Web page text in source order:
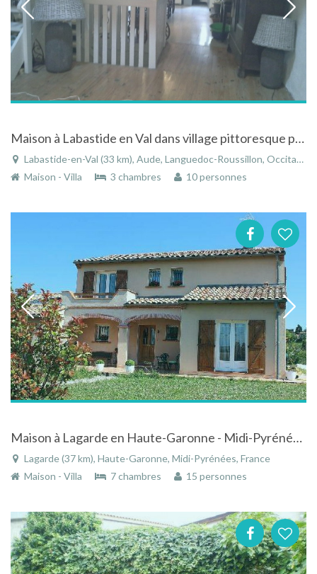
Maison à Labastide en Val dans village pittoresque proche de Carcassonne
Labastide-en-Val (33 km), Aude, Languedoc-Roussillon, Occitanie, France
Maison - Villa
3 chambres 10 personnes
Maison à Lagarde en Haute-Garonne - Midi-Pyrénées à quelques minutes du Canal du Midi avec piscine
Lagarde (37 km), Haute-Garonne, Midi-Pyrénées, France
Maison - Villa
7 chambres 15 personnes